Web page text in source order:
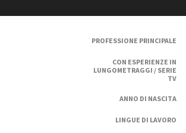
Chi
Storia
Partner
Rete
PROFESSIONE PRINCIPALE
CON ESPERIENZE IN
LUNGOMETRAGGI / SERIE
TV
ANNO DI NASCITA
LINGUE DI LAVORO